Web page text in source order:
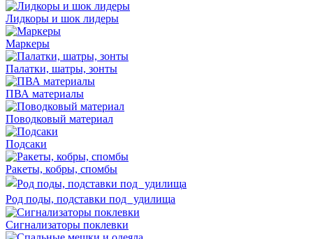
Лидкоры и шок лидеры
Маркеры
Палатки, шатры, зонты
ПВА материалы
Поводковый материал
Подсаки
Ракеты, кобры, спомбы
Род поды, подставки под удилища
Сигнализаторы поклевки